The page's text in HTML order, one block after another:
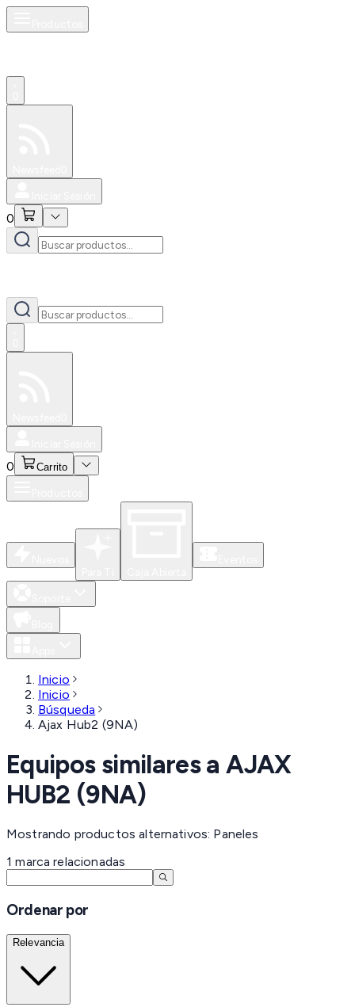
0
0 Carrito
Inicio
Inicio
Búsqueda
Ajax Hub2 (9NA)
Equipos similares aAJAX
HUB2 (9NA)
Mostrando productos alternativos: Paneles
1 marca relacionadas
Ordenar por
Relevancia